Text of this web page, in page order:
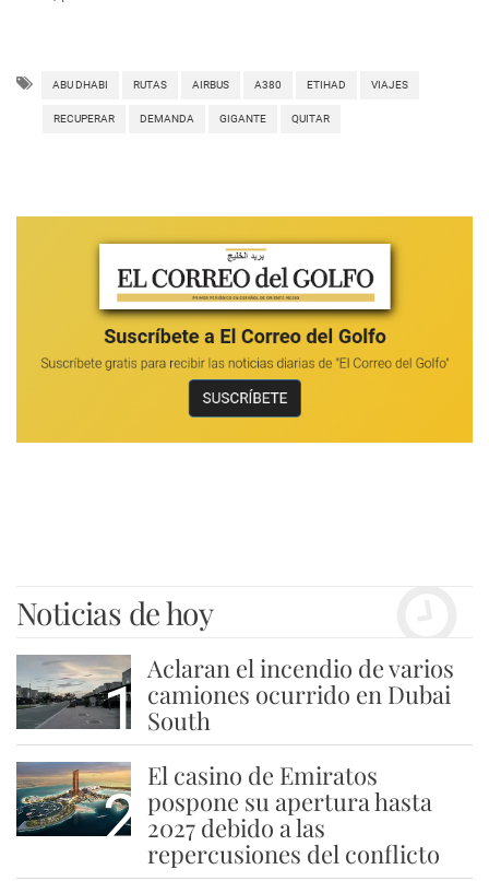
ABU DHABI RUTAS AIRBUS A380 ETIHAD VIAJES
RECUPERAR DEMANDA GIGANTE QUITAR
Noticias de hoy
1
Aclaran el incendio de varios
camiones ocurrido en Dubai
South
2
El casino de Emiratos
pospone su apertura hasta
2027 debido a las
repercusiones del conflicto